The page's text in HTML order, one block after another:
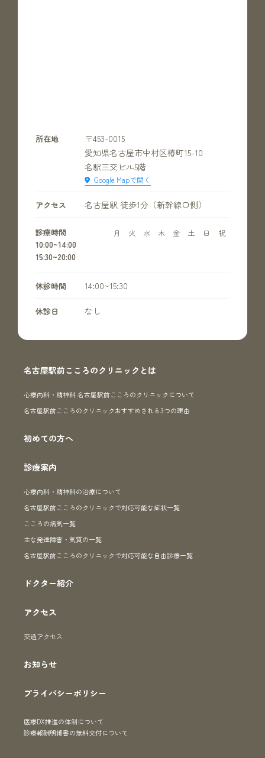
所在地
〒453-0015
愛知県名古屋市中村区椿町15-10
名駅三交ビル5階
Google Mapで開く
アクセス 名古屋駅 徒歩1分（新幹線口側）
診療時間 月 火 水 木 金 土 日 祝
10:00~14:00
15:30~20:00
休診時間 14:00~15:30
休診日 なし
名古屋駅前こころのクリニックとは
心療内科・精神科 名古屋駅前こころのクリニックについて
名古屋駅前こころのクリニックおすすめされる3つの理由
初めての方へ
診療案内
心療内科・精神科の治療について
名古屋駅前こころのクリニックで対応可能な症状一覧
こころの病気一覧
主な発達障害・気質の一覧
名古屋駅前こころのクリニックで対応可能な自由診療一覧
ドクター紹介
アクセス
交通アクセス
お知らせ
プライバシーポリシー
医療DX推進の体制について
診療報酬明細書の無料交付について